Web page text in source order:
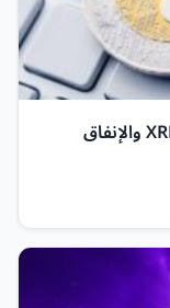
أوب هولد تسد الفجوة بين الاحتفاظ بـ XRP والإنفاق